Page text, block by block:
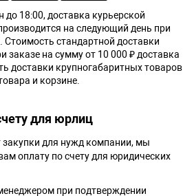
до 18:00, доставка курьерской
на следующий день при
стандартной доставки
заказе на сумму от 10 000 ₽ доставка
доставки крупногабаритных товаров
и корзине.
для юрлиц
закупки для нужд компании, мы
оплату по счету для юридических
при подтверждении